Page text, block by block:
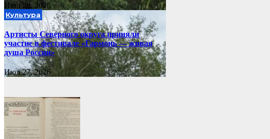
Июл 28, 2026
Культура
Артисты Северного округа приняли
участие в фестивале «Гармонь — живая
душа России»
Июл 27, 2026